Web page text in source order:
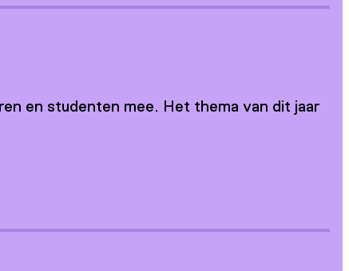
en studenten mee. Het thema van dit jaar